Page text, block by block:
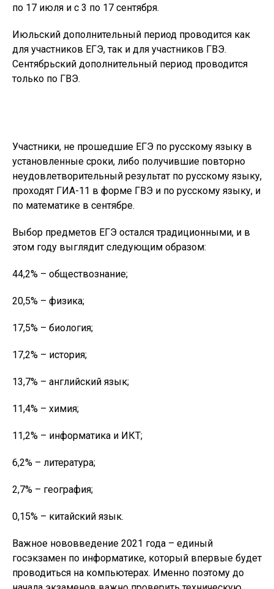
по 17 июля и с 3 по 17 сентября.
Июльский дополнительный период проводится как
для участников ЕГЭ, так и для участников ГВЭ.
Сентябрьский дополнительный период проводится
только по ГВЭ.
Участники, не прошедшие ЕГЭ по русскому языку в
установленные сроки, либо получившие повторно
неудовлетворительный результат по русскому языку,
проходят ГИА-11 в форме ГВЭ и по русскому языку, и
по математике в сентябре.
Выбор предметов ЕГЭ остался традиционными, и в
этом году выглядит следующим образом:
44,2% – обществознание;
20,5% – физика;
17,5% – биология;
17,2% – история;
13,7% – английский язык;
11,4% – химия;
11,2% – информатика и ИКТ;
6,2% – литература;
2,7% – география;
0,15% – китайский язык.
Важное нововведение 2021 года – единый
госэкзамен по информатике, который впервые будет
проводиться на компьютерах. Именно поэтому до